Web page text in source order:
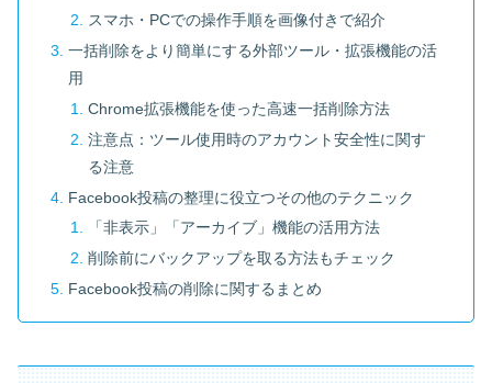
スマホ・PCでの操作手順を画像付きで紹介
一括削除をより簡単にする外部ツール・拡張機能の活
用
Chrome拡張機能を使った高速一括削除方法
注意点：ツール使用時のアカウント安全性に関す
る注意
Facebook投稿の整理に役立つその他のテクニック
「非表示」「アーカイブ」機能の活用方法
削除前にバックアップを取る方法もチェック
Facebook投稿の削除に関するまとめ